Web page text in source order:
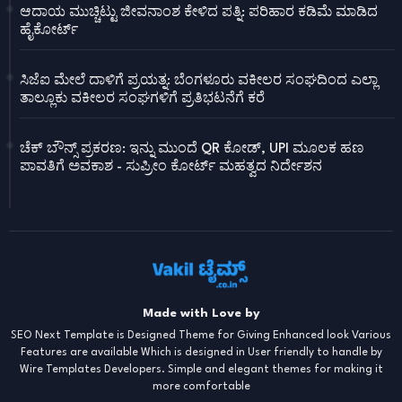
ಆದಾಯ ಮುಚ್ಚಿಟ್ಟು ಜೀವನಾಂಶ ಕೇಳಿದ ಪತ್ನಿ: ಪರಿಹಾರ ಕಡಿಮೆ ಮಾಡಿದ
ಹೈಕೋರ್ಟ್
ಸಿಜೆಐ ಮೇಲೆ ದಾಳಿಗೆ ಪ್ರಯತ್ನ: ಬೆಂಗಳೂರು ವಕೀಲರ ಸಂಘದಿಂದ ಎಲ್ಲಾ
ತಾಲ್ಲೂಕು ವಕೀಲರ ಸಂಘಗಳಿಗೆ ಪ್ರತಿಭಟನೆಗೆ ಕರೆ
ಚೆಕ್ ಬೌನ್ಸ್ ಪ್ರಕರಣ: ಇನ್ನು ಮುಂದೆ QR ಕೋಡ್, UPI ಮೂಲಕ ಹಣ
ಪಾವತಿಗೆ ಅವಕಾಶ - ಸುಪ್ರೀಂ ಕೋರ್ಟ್ ಮಹತ್ವದ ನಿರ್ದೇಶನ
Made with Love by
SEO Next Template is Designed Theme for Giving Enhanced look Various
Features are available Which is designed in User friendly to handle by
Wire Templates Developers. Simple and elegant themes for making it
more comfortable